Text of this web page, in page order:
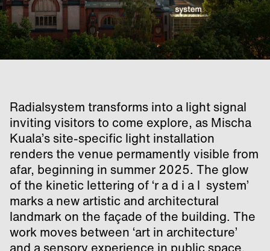
Radialsystem transforms into a light signal
inviting visitors to come explore, as Mischa
Kuala’s site-specific light installation
renders the venue permamently visible from
afar, beginning in summer 2025. The glow
of the kinetic lettering of ‘r a d i a l system’
marks a new artistic and architectural
landmark on the façade of the building. The
work moves between ‘art in architecture’